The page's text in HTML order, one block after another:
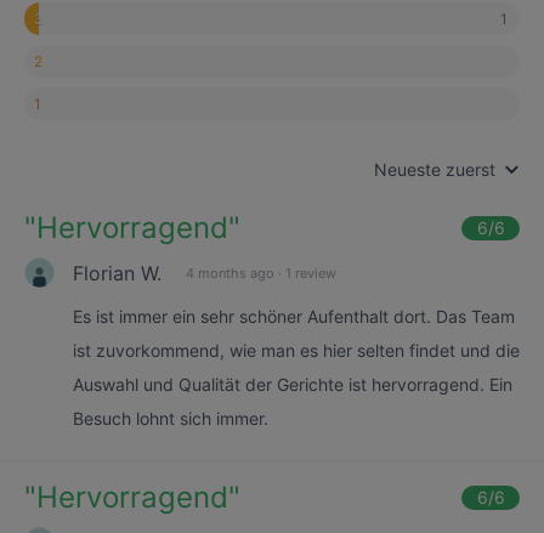
3 1
2
1
Neueste zuerst
"Hervorragend" 6/6
Florian W. 4 months ago · 1 review
Es ist immer ein sehr schöner Aufenthalt dort. Das Team
ist zuvorkommend, wie man es hier selten findet und die
Auswahl und Qualität der Gerichte ist hervorragend. Ein
Besuch lohnt sich immer.
"Hervorragend" 6/6